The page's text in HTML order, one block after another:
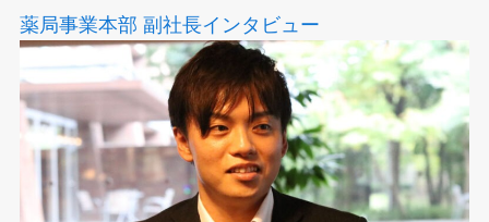
薬局事業本部 副社長インタビュー